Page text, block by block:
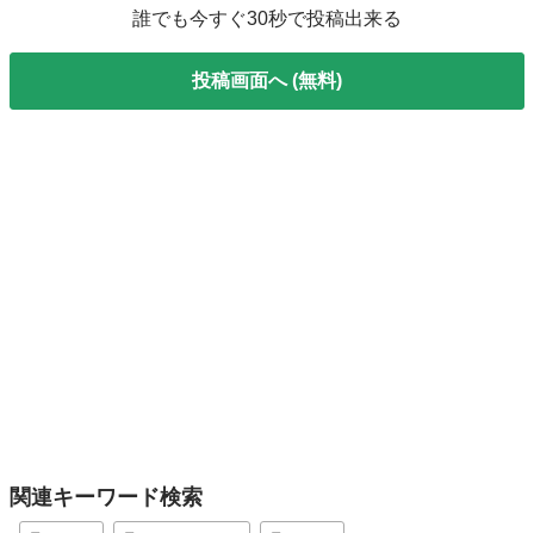
誰でも今すぐ30秒で投稿出来る
投稿画面へ (無料)
関連キーワード検索